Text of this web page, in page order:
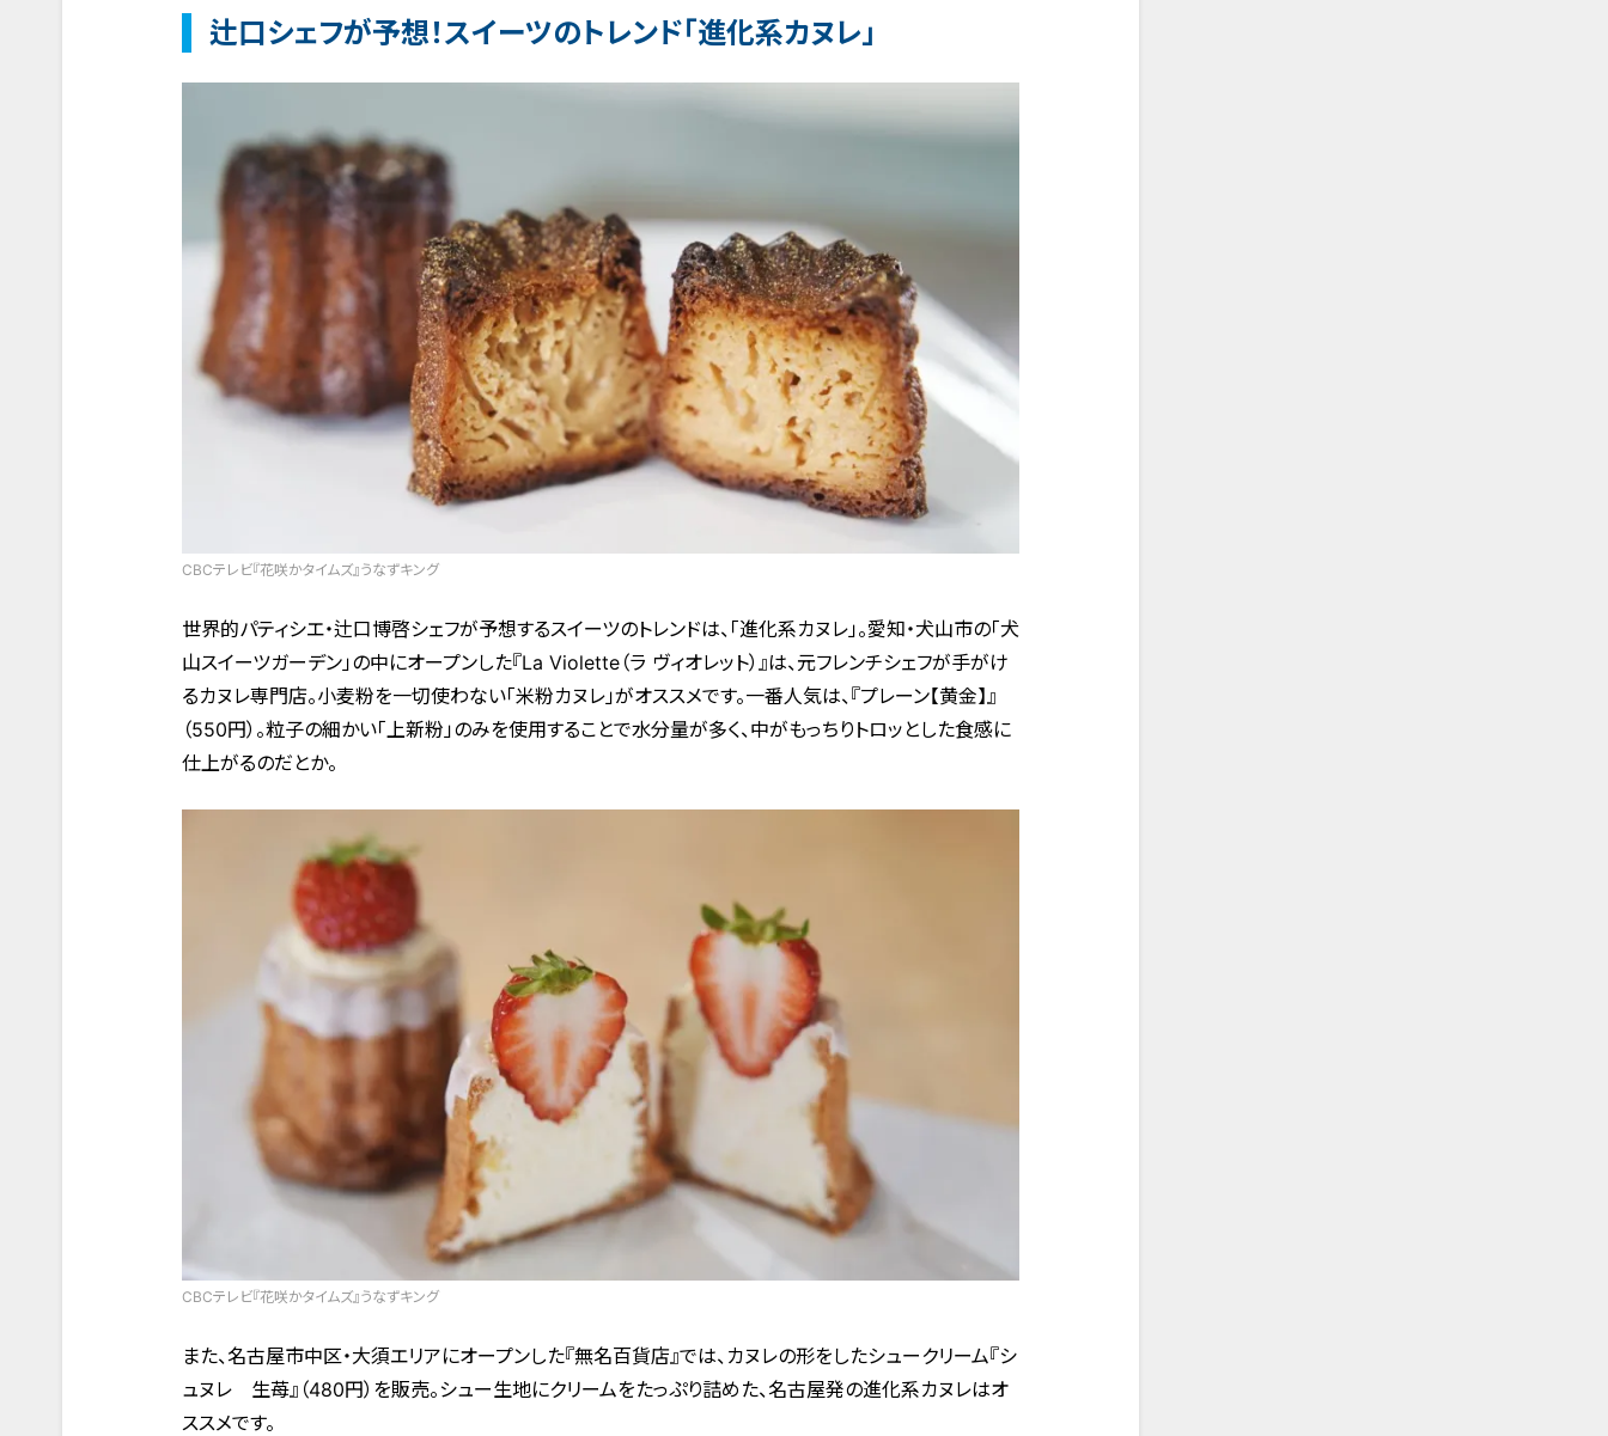
辻口シェフが予想！スイーツのトレンド「進化系カヌレ」
CBCテレビ『花咲かタイムズ』うなずキング
世界的パティシエ・辻口博啓シェフが予想するスイーツのトレンドは、「進化系カヌレ」。愛知・犬山市の「犬
山スイーツガーデン」の中にオープンした『La Violette（ラ ヴィオレット）』は、元フレンチシェフが手がけ
るカヌレ専門店。小麦粉を一切使わない「米粉カヌレ」がオススメです。一番人気は、『プレーン【黄金】』
（550円）。粒子の細かい「上新粉」のみを使用することで水分量が多く、中がもっちりトロッとした食感に
仕上がるのだとか。
CBCテレビ『花咲かタイムズ』うなずキング
また、名古屋市中区・大須エリアにオープンした『無名百貨店』では、カヌレの形をしたシュークリーム『シ
ュヌレ 生苺』（480円）を販売。シュー生地にクリームをたっぷり詰めた、名古屋発の進化系カヌレはオ
ススメです。